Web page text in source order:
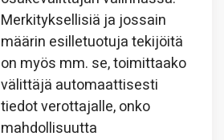
Merkityksellisiä ja jossain
määrin esilletuotuja tekijöitä
on myös mm. se, toimittaako
välittäjä automaattisesti
tiedot verottajalle, onko
mahdollisuutta